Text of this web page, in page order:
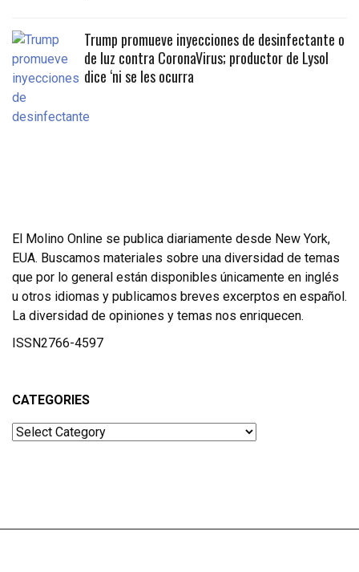
Trump promueve inyecciones de desinfectante o
de luz contra CoronaVirus; productor de Lysol
dice ‘ni se les ocurra
El Molino Online se publica diariamente desde New York,
EUA. Buscamos materiales sobre una diversidad de temas
que por lo general están disponibles únicamente en inglés
u otros idiomas y publicamos breves excerptos en español.
La diversidad de opiniones y temas nos enriquecen.
ISSN2766-4597
CATEGORIES
Categories